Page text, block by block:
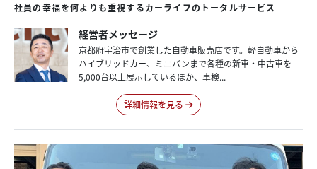
社員の幸福を何よりも重視するカーライフの トータルサービス
経営者メッセージ
京都府宇治市で創業した自動車販売店です。軽自動車から
ハイブリッドカー、ミニバンまで各種の新車・中古車を
5,000台以上展示しているほか、車検...
詳細情報を見る